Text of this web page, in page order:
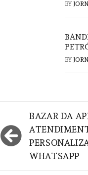
BY
BY
Navegação
de
Post
BAZAR DA
WHATSAPP